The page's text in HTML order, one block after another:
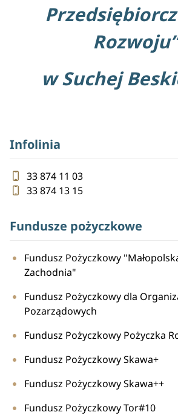
Rozwoju”
w Suchej
Infolinia
33 874 11 03
33 874 13 15
Fundusze pożyczkowe
Fundusz Pożyczkowy
Zachodnia"
Fundusz Pożyczkowy dla
Pozarządowych
Fundusz Pożyczkowy Pożyczka
Fundusz Pożyczkowy Skawa+
Fundusz Pożyczkowy Skawa++
Fundusz Pożyczkowy Tor#10